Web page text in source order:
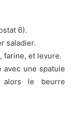
6).
saladier.
farine, et levure.
avec une spatule
le beurre